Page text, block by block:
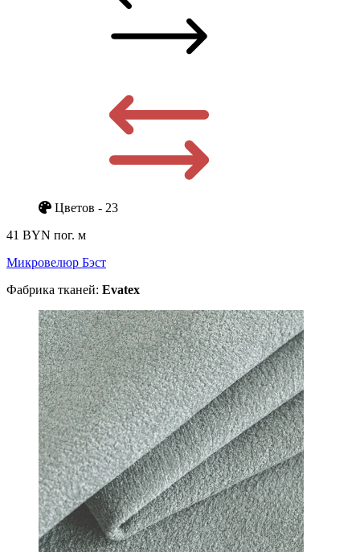
Цветов - 23
41 BYN пог. м
Микровелюр Бэст
Фабрика тканей: Evatex